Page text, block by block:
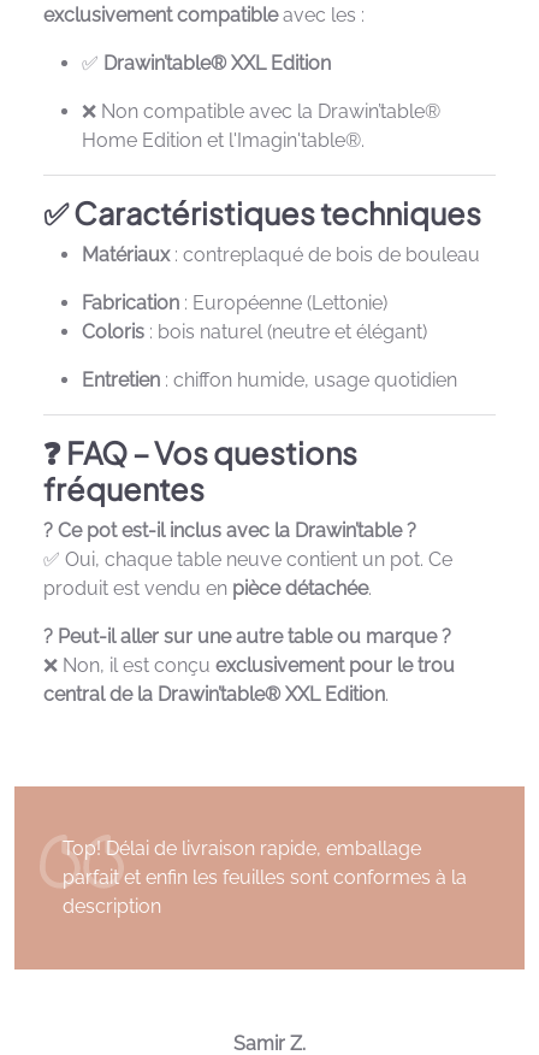
exclusivement compatibleavec les :
✅ Drawin’table® XXL Edition
❌ Non compatible avec la Drawin’table®
Home Edition et l'Imagin'table®.
✅ Caractéristiques techniques
Matériaux: contreplaqué de bois de bouleau
Fabrication : Européenne (Lettonie)
Coloris : bois naturel (neutre et élégant)
Entretien : chiffon humide, usage quotidien
❓ FAQ – Vos questions
fréquentes
? Ce pot est-il inclus avec la Drawin’table ?
✅ Oui, chaque table neuve contient un pot. Ce
produit est vendu en pièce détachée.
? Peut-il aller sur une autre table ou marque ?
❌ Non, il est conçu exclusivement pour le trou
central de la Drawin’table® XXL Edition.
Top! Délai de livraison rapide, emballage
parfait et enfin les feuilles sont conformes à la
description
Samir Z.